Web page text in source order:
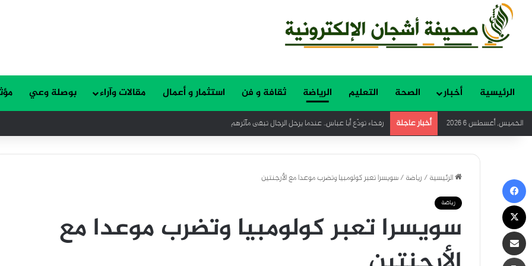
الرئيسية أخبار الصحة التعليم الرياضة ثقافة و فن استثمار و أعمال مقالات وآراء بوصلة وعي
الخميس, أغسطس 6 2026 أخبار عاجلة رفحاء تودّع أبا عباس.. عندما يرحل الرجال تبقى مآثرهم
الرئيسية/ رياضة/سويسرا تعبر كولومبيا وتضرب موعدا مع الأرجنتين
رياضة
سويسرا تعبر كولومبيا وتضرب موعدا مع